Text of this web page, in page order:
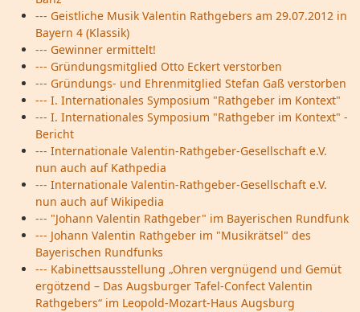
--- Geistliche Musik Valentin Rathgebers am 29.07.2012 in
Bayern 4 (Klassik)
--- Gewinner ermittelt!
--- Gründungsmitglied Otto Eckert verstorben
--- Gründungs- und Ehrenmitglied Stefan Gaß verstorben
--- I. Internationales Symposium "Rathgeber im Kontext"
--- I. Internationales Symposium "Rathgeber im Kontext" -
Bericht
--- Internationale Valentin-Rathgeber-Gesellschaft e.V.
nun auch auf Kathpedia
--- Internationale Valentin-Rathgeber-Gesellschaft e.V.
nun auch auf Wikipedia
--- "Johann Valentin Rathgeber" im Bayerischen Rundfunk
--- Johann Valentin Rathgeber im "Musikrätsel" des
Bayerischen Rundfunks
--- Kabinettsausstellung „Ohren vergnügend und Gemüt
ergötzend – Das Augsburger Tafel-Confect Valentin
Rathgebers“ im Leopold-Mozart-Haus Augsburg